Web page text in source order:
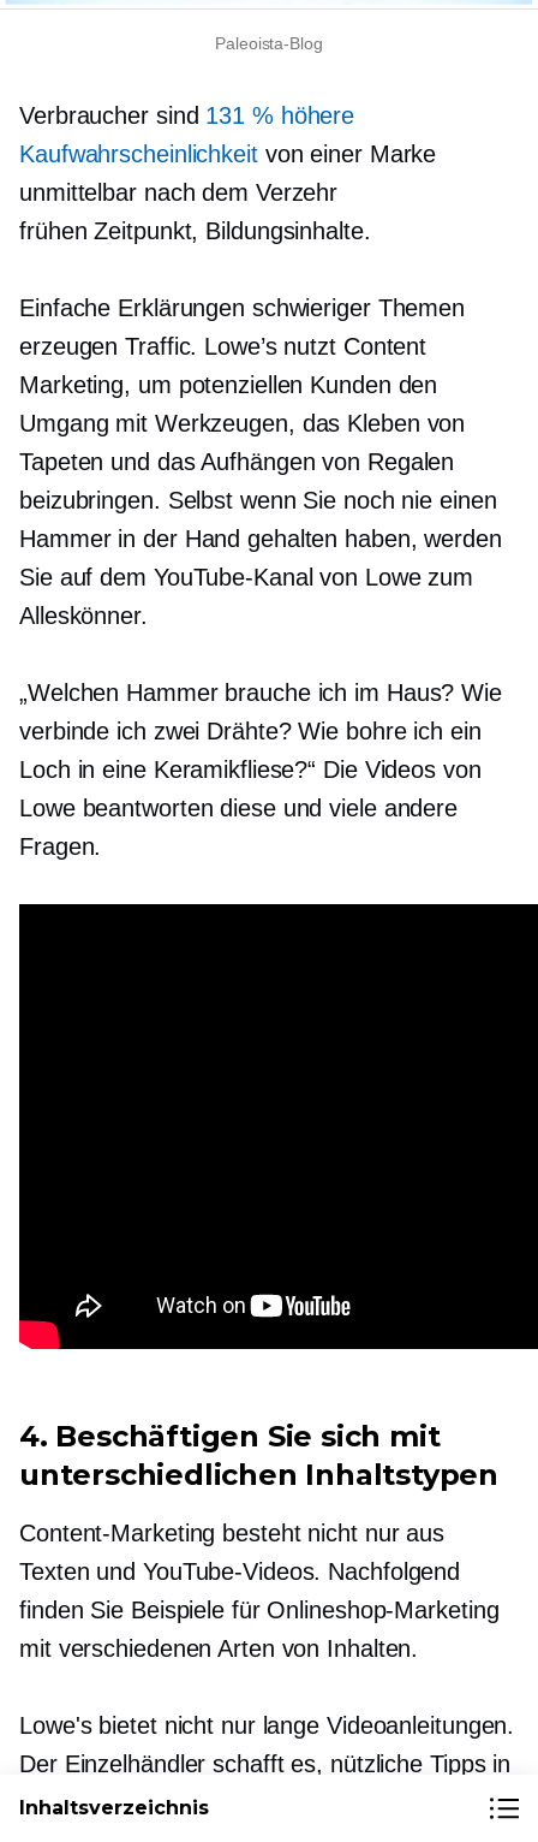
Paleoista-Blog
Verbraucher sind 131 % höhere
Kaufwahrscheinlichkeitvon einer Marke
unmittelbar nach dem Verzehr
frühen Zeitpunkt, Bildungsinhalte.
Einfache Erklärungen schwieriger Themen
erzeugen Traffic. Lowe’s nutzt Content
Marketing, um potenziellen Kunden den
Umgang mit Werkzeugen, das Kleben von
Tapeten und das Aufhängen von Regalen
beizubringen. Selbst wenn Sie noch nie einen
Hammer in der Hand gehalten haben, werden
Sie auf dem YouTube-Kanal von Lowe zum
Alleskönner.
„Welchen Hammer brauche ich im Haus? Wie
verbinde ich zwei Drähte? Wie bohre ich ein
Loch in eine Keramikfliese?“ Die Videos von
Lowe beantworten diese und viele andere
Fragen.
4. Beschäftigen Sie sich mit
unterschiedlichen Inhaltstypen
Content-Marketing besteht nicht nur aus
Texten und YouTube-Videos. Nachfolgend
finden Sie Beispiele für Onlineshop-Marketing
mit verschiedenen Arten von Inhalten.
Lowe's bietet nicht nur lange Videoanleitungen.
Der Einzelhändler schafft es, nützliche Tipps in
das Format vonSechssekunden Vine-Videos.
Inhaltsverzeichnis